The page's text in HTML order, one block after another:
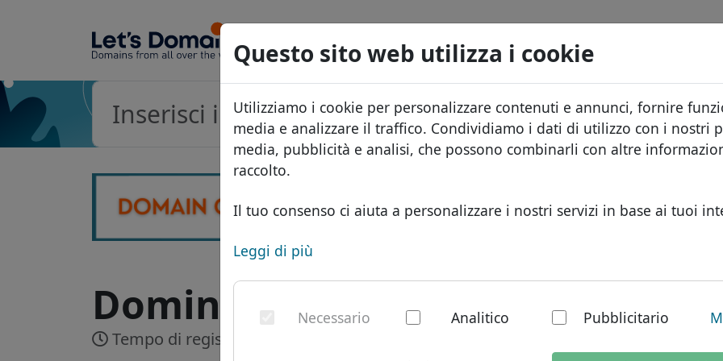
Questo sito web utilizza i cookie
Utilizziamo i cookie per personalizzare contenuti e annunci, fornire
media e analizzare il traffico. Condividiamo i dati di utilizzo con i nostri
media, pubblicità e analisi, che possono combinarli con altre
raccolto.
Il tuo consenso ci aiuta a personalizzare i nostri servizi in base ai tuoi
Leggi di più
Necessario Analitico Pubblicitario
Domini
Database dei domini
Domini africani
Domini asiatici
Domini europei
Domini
Listino prezzi
Sconti
Cerca
Servizi
ID Protect
Hosting DNS
WHOIS
FAQ
.aero Cerca
Dominio .aero - gTLD
Tempo di registrazione: